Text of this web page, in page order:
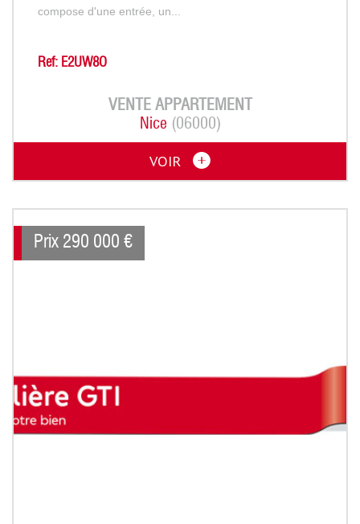
compose d'une entrée, un...
Ref: E2UW8O
VENTE APPARTEMENT
Nice (06000)
VOIR
Prix 290 000 €